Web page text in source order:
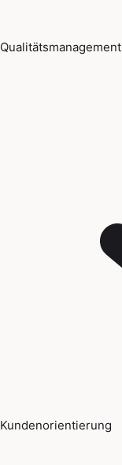
Qualitätsmanagement
Kundenorientierung